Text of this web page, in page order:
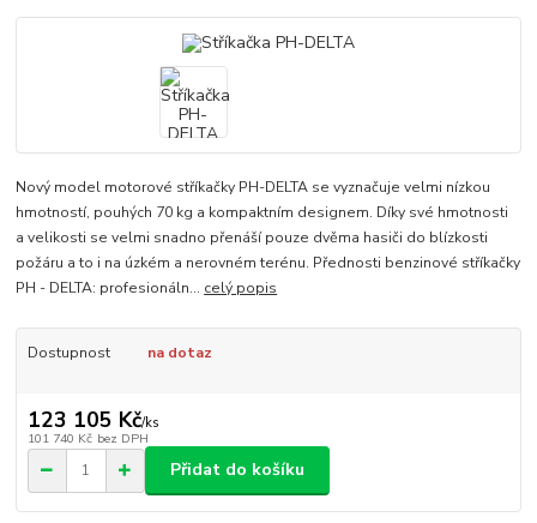
Nový model motorové stříkačky PH-DELTA se vyznačuje velmi nízkou
hmotností, pouhých 70 kg a kompaktním designem. Díky své hmotnosti
a velikosti se velmi snadno přenáší pouze dvěma hasiči do blízkosti
požáru a to i na úzkém a nerovném terénu. Přednosti benzinové stříkačky
PH - DELTA: profesionáln... celý popis
Dostupnost na dotaz
123 105 Kč/ks
101 740 Kč bez DPH
Přidat do košíku